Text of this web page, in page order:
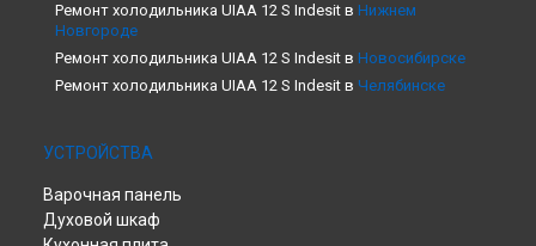
Ремонт холодильника UIAA 12 S Indesit в Нижнем
Новгороде
Ремонт холодильника UIAA 12 S Indesit в Новосибирске
Ремонт холодильника UIAA 12 S Indesit в Челябинске
Ремонт холодильника UIAA 12 S Indesit в
Ремонт холодильника UIAA 12 S Indesit в
Ремонт холодильника UIAA 12 S Indesit в
УСТРОЙСТВА
Варочная панель
Духовой шкаф